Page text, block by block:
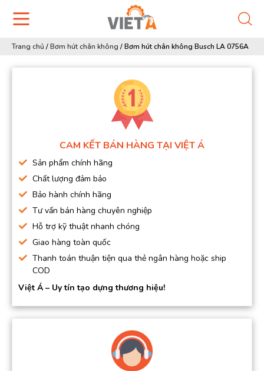
Trang chủ /Bơm hút chân không /Bơm hút chân không Busch LA 0756A
CAM KẾT BÁN HÀNG TẠI VIỆT Á
Sản phẩm chính hãng
Chất lượng đảm bảo
Bảo hành chính hãng
Tư vấn bán hàng chuyên nghiệp
Hỗ trợ kỹ thuật nhanh chóng
Giao hàng toàn quốc
Thanh toán thuận tiện qua thẻ ngân hàng hoặc ship
COD
Việt Á – Uy tín tạo dựng thương hiệu!